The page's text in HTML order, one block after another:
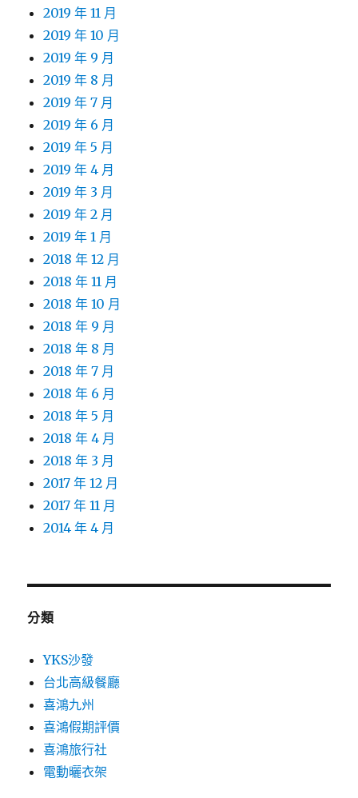
2019 年 11 月
2019 年 10 月
2019 年 9 月
2019 年 8 月
2019 年 7 月
2019 年 6 月
2019 年 5 月
2019 年 4 月
2019 年 3 月
2019 年 2 月
2019 年 1 月
2018 年 12 月
2018 年 11 月
2018 年 10 月
2018 年 9 月
2018 年 8 月
2018 年 7 月
2018 年 6 月
2018 年 5 月
2018 年 4 月
2018 年 3 月
2017 年 12 月
2017 年 11 月
2014 年 4 月
分類
YKS沙發
台北高級餐廳
喜鴻九州
喜鴻假期評價
喜鴻旅行社
電動曬衣架